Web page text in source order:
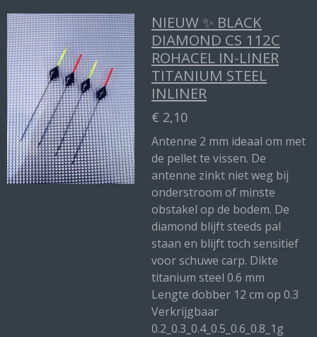
NIEUW ✨ BLACK
DIAMOND CS 112C
ROHACEL IN-LINER
TITANIUM STEEL
INLINER
€ 2,10
Antenne 2 mm ideaal om met
de pellet te vissen. De
antenne zinkt niet weg bij
onderstroom of minste
obstakel op de bodem. De
diamond blijft steeds pal
staan en blijft toch sensitief
voor schuwe carp. Dikte
titanium steel 0.6 mm
Lengte dobber 12 cm op 0.3
Verkrijgbaar
0.2_0.3_0.4_0.5_0.6_0.8_1g